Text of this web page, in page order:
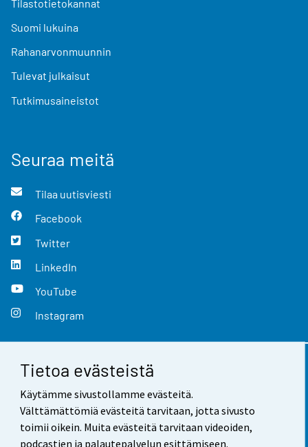
Tietoa evästeistä
Käytämme sivustollamme evästeitä.
Välttämättömiä evästeitä tarvitaan, jotta sivusto
toimii oikein. Muita evästeitä tarvitaan videoiden,
podcastien ja palautepalvelun esittämiseen.
Tilastotietokannat
Suomi lukuina
Rahanarvonmuunnin
Tulevat julkaisut
Tutkimusaineistot
Seuraa meitä
Tilaa uutisviesti
Facebook
Twitter
LinkedIn
YouTube
Instagram
Yhteystiedot
Palaute
Käyttöehdot